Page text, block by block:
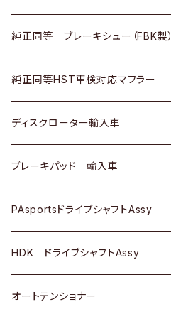
ＢＭＷ
三菱
スバル
マツダ
三菱
スバル
いすゞ
ダイハツ
マツダ
三菱
スバル
ＢＥＮＺ
日産
ダイハツ
マツダ
三菱
スバル
日産
いすゞ
ダイハツ
マツダ
三菱
スバル
ホンダ
スズキ
日産
ダイハツ
マツダ
三菱
スバル
トヨタ
ホンダ
スズキ
日産
ダイハツ
マツダ
三菱
純正同等 ブレーキシュー（FBK製）
ホンダ
スズキ
日産
ダイハツ
マツダ
三菱
純正同等HST車検対応マフラー
トヨタ
ホンダ
スズキ
日産
いすゞ
ディスクローター輸入車
ＡＵＤＩ
ＢＥＮＺ
ＢＭＷ
GOLF
ブレーキパッド 輸入車
ＢＥＮＺ
ＢＭＷ
ＷＡＧＥＮ
PAsportsドライブシャフトAssy
トヨタ
ホンダ
HDK ドライブシャフトAssy
スズキ
オートテンショナー